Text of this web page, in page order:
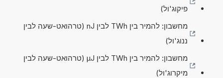
פיקוג'ול)
מחשבון: להמיר בין TWh לבין nJ (טרהואט-שעה לבין
ננוג'ול)
מחשבון: להמיר בין TWh לבין µJ (טרהואט-שעה לבין
מיקרוג'ול)